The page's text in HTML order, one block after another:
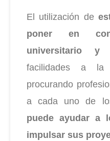
El utilización de
poner en
universitario y
facilidades a la
procurando
a cada uno de
puede ayudar a
impulsar sus